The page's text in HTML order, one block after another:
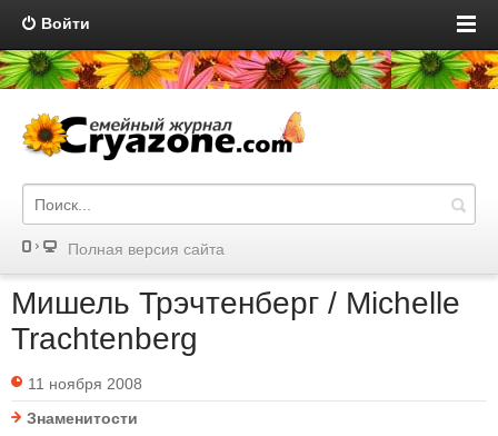
Войти
Полная версия сайта
Мишель Трэчтенберг / Michelle
Trachtenberg
11 ноября 2008
Знаменитости